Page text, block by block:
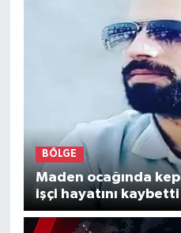
BÖLGE
Maden ocağında
işçi hayatını kaybetti